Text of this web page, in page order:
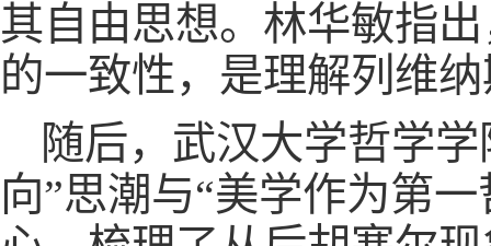
其自由思想。林华敏指
的一致性，是理解列维
随后，武汉大学哲学
向”思潮与“美学作为第